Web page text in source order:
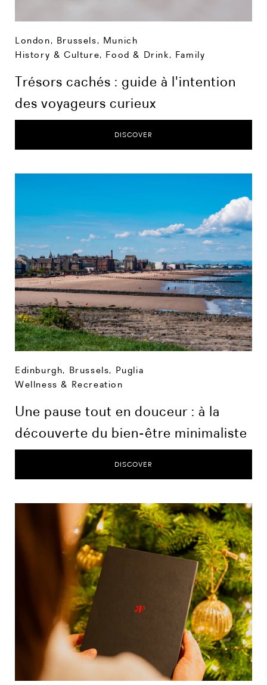
London, Brussels, Munich
History & Culture, Food & Drink, Family
Trésors cachés : guide à l'intention
des voyageurs curieux
DISCOVER
Edinburgh, Brussels, Puglia
Wellness & Recreation
Une pause tout en douceur : à la
découverte du bien-être minimaliste
DISCOVER